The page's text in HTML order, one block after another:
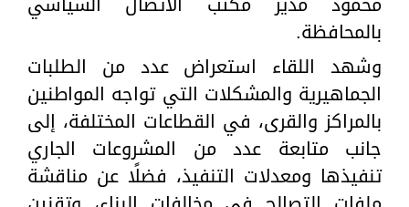
بالمحافظة.
وشهد اللقاء استعراض عدد من الطلبات
الجماهيرية والمشكلات التي تواجه المواطنين
بالمراكز والقرى، في القطاعات المختلفة، إلى
جانب متابعة عدد من المشروعات الجاري
تنفيذها ومعدلات التنفيذ، فضلًا عن مناقشة